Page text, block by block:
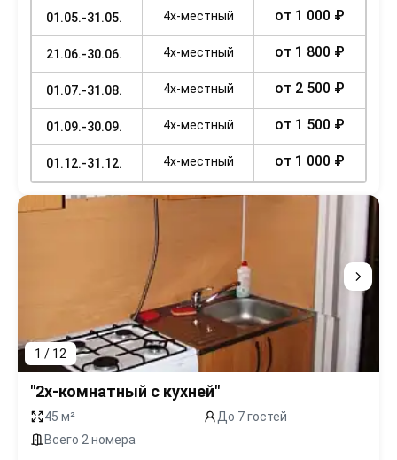
01.05.-31.05. 4х-местный от 1 000 ₽
21.06.-30.06. 4х-местный от 1 800 ₽
01.07.-31.08. 4х-местный от 2 500 ₽
01.09.-30.09. 4х-местный от 1 500 ₽
01.12.-31.12. 4х-местный от 1 000 ₽
1 / 12
"2х-комнатный с кухней"
45 м²
До 7 гостей
Всего 2 номера